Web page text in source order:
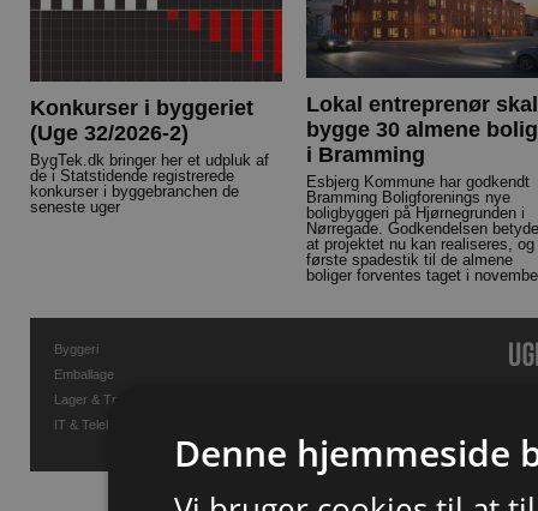
Konkurser i byggeriet
(Uge 32/2026-2)
BygTek.dk bringer her et udpluk af
de i Statstidende registrerede
konkurser i byggebranchen de
seneste uger
Lokal entreprenør skal
bygge 30 almene
i Bramming
Esbjerg Kommune har godkendt
Bramming Boligforenings nye
boligbyggeri på Hjørnegrunden i
Nørregade. Godkendelsen
at projektet nu kan realiseres, og
første spadestik til de almene
boliger forventes taget i
Byggeri
Emballage
Lager & Transport
IT & Telekommunikation
Denne hjemmeside